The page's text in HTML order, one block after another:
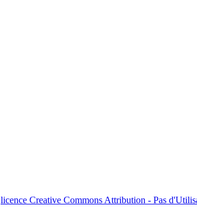
licence Creative Commons Attribution - Pas